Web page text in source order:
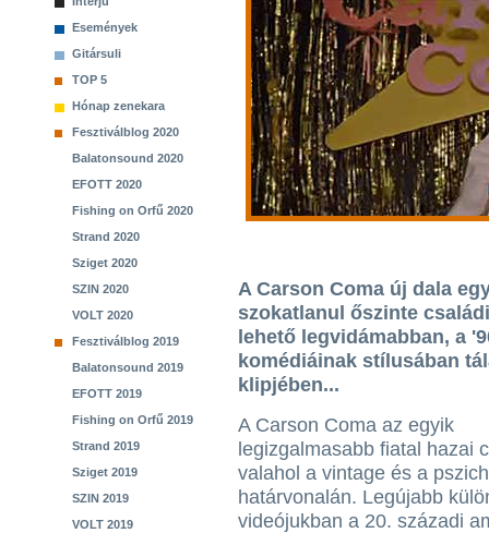
Események
Gitársuli
TOP 5
Hónap zenekara
Fesztiválblog 2020
Balatonsound 2020
EFOTT 2020
Fishing on Orfű 2020
Strand 2020
Sziget 2020
SZIN 2020
VOLT 2020
Fesztiválblog 2019
Balatonsound 2019
EFOTT 2019
Fishing on Orfű 2019
Strand 2019
Sziget 2019
SZIN 2019
VOLT 2019
A Carson Coma új dala
szokatlanul őszinte
lehető legvidámabban, a
komédiáinak stílusában
klipjében...
A Carson Coma az egyik
legizgalmasabb fiatal hazai
valahol a vintage és a
határvonalán. Legújabb
videójukban a 20. századi